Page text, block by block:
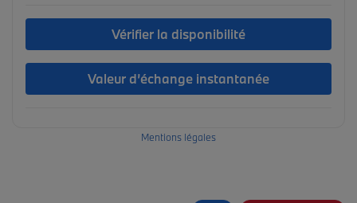
Vérifier la disponibilité
Valeur d’échange instantanée
Mentions légales